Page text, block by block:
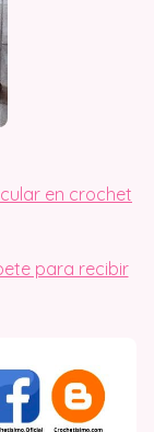
en crochet
para recibir